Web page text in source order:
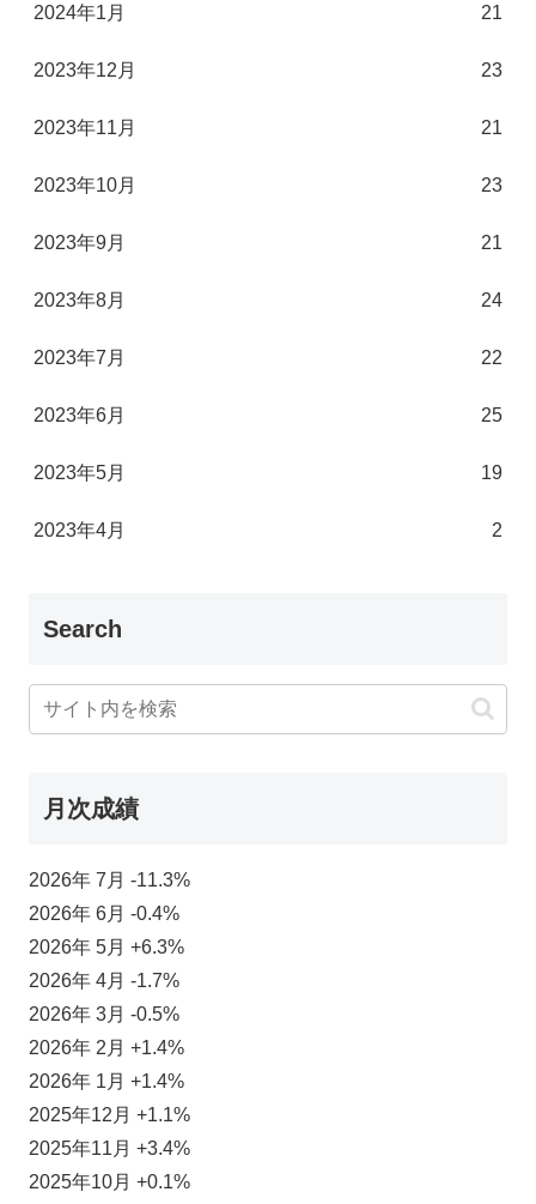
2024年1月 21
2023年12月 23
2023年11月 21
2023年10月 23
2023年9月 21
2023年8月 24
2023年7月 22
2023年6月 25
2023年5月 19
2023年4月 2
Search
月次成績
2026年 7月 -11.3%
2026年 6月 -0.4%
2026年 5月 +6.3%
2026年 4月 -1.7%
2026年 3月 -0.5%
2026年 2月 +1.4%
2026年 1月 +1.4%
2025年12月 +1.1%
2025年11月 +3.4%
2025年10月 +0.1%